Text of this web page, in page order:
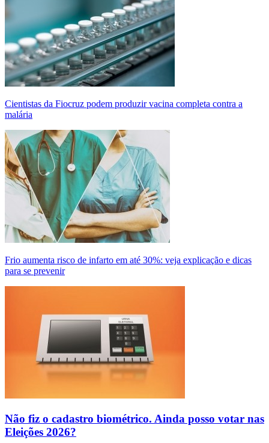
Cientistas da Fiocruz podem produzir vacina completa contra a
malária
Frio aumenta risco de infarto em até 30%: veja explicação e dicas
para se prevenir
Não fiz o cadastro biométrico. Ainda posso votar nas
Eleições 2026?